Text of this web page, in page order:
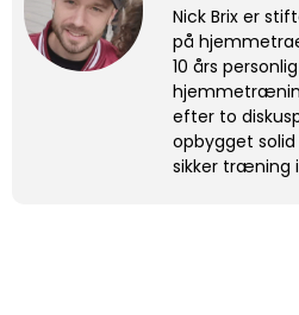
Nick Brix er
på
10 års
efter to
opbygget
sikker træning